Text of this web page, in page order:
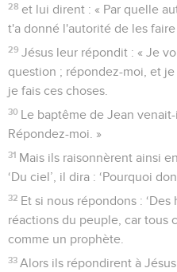
28 et lui dirent : « Par quelle
t'a donné l'autorité de les faire
29 Jésus leur répondit : « Je
question ; répondez-moi, et
je fais ces choses.
30 Le baptême de Jean
Répondez-moi. »
31 Mais ils raisonnèrent ainsi
‘Du ciel’, il dira : ‘Pourquoi
32 Et si nous répondons :
réactions du peuple, car tous
comme un prophète.
33 Alors ils répondirent à